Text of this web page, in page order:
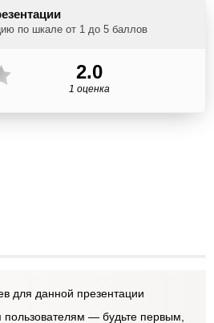
по шкале от 1 до 5 баллов
2.0
1 оценка
для данной презентации
пользователям — будьте первым,